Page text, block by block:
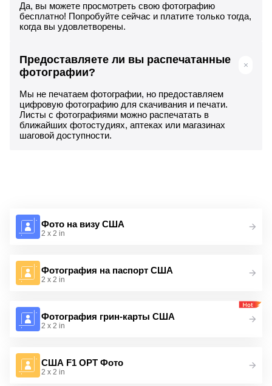
Да, вы можете просмотреть свою фотографию
бесплатно! Попробуйте сейчас и платите только тогда,
когда вы удовлетворены.
Предоставляете ли вы распечатанные
фотографии?
Мы не печатаем фотографии, но предоставляем
цифровую фотографию для скачивания и печати.
Листы с фотографиями можно распечатать в
ближайших фотостудиях, аптеках или магазинах
шаговой доступности.
Фото на визу США
2 x 2 in
Фотография на паспорт США
2 x 2 in
Фотография грин-карты США
2 x 2 in
США F1 OPT Фото
2 x 2 in